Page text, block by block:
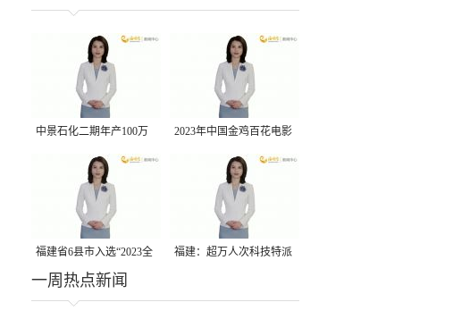
中景石化二期年产100万
吨丙烷脱氢项目建成中交
2023年中国金鸡百花电影
节有福电影巡展31日启动
福建省6县市入选“2023全
国县域发展潜力百强县”
福建：超万人次科技特派
一周热点新闻